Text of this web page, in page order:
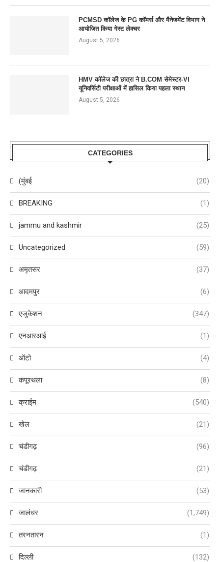
PCMSD कॉलेज के PG कॉमर्स और मैनेजमेंट विभाग ने
आयोजित किया गेस्ट लेक्चर
August 5, 2026
HMV कॉलेज की छात्रा ने B.COM सेमेस्टर-VI
यूनिवर्सिटी परीक्षाओं में हासिल किया पहला स्थान
August 5, 2026
CATEGORIES
(मुंबई (20)
BREAKING (1)
jammu and kashmir (25)
Uncategorized (59)
अमृतसर (37)
आदमपुर (6)
एजुकेशन (347)
एनआरआई (1)
ऑटो (4)
कपूरथला (8)
क्राईम (540)
खेल (21)
चंडीगढ़ (96)
चंडीगढ़ (21)
जानकारी (53)
जालंधर (1,749)
तरनतारन (1)
दिल्ली (132)